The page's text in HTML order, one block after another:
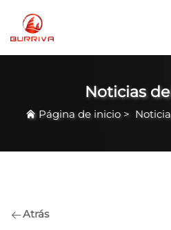
Noticias
Página de inicio >
Atrás